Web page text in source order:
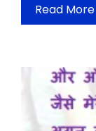
Read More